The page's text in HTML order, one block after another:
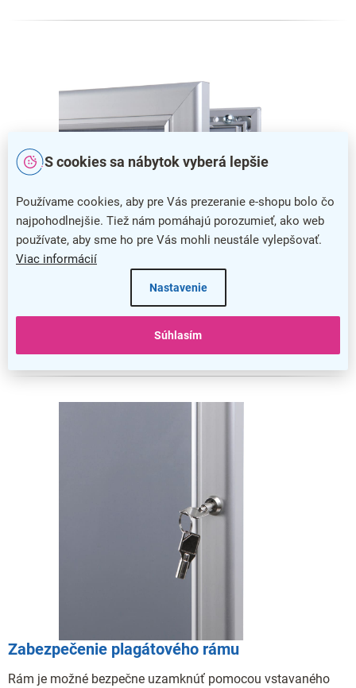
S cookies sa nábytok vyberá lepšie
Používame cookies, aby pre Vás prezeranie e-shopu bolo čo
najpohodlnejšie. Tiež nám pomáhajú porozumieť, ako web
používate, aby sme ho pre Vás mohli neustále vylepšovať.
Viac informácií
Nastavenie
Súhlasím
Jednoduchá výmena obsahu
len odklopiť stranu panelu a váš obsah pohodlne vložiť.
Zabezpečenie plagátového rámu
Rám je možné bezpečne uzamknúť pomocou vstavaného